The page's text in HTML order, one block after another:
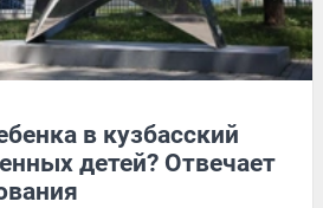
в кузбасский
детей? Отвечает